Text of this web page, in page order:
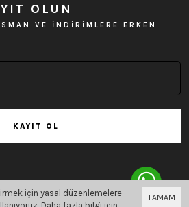
OLUN
VE İNDİRİMLERE ERKEN
KAYIT OL
Vikaon E-Ticaret sistemleriile hazırlanmıştır.
TAMAM
için yasal düzenlemelere